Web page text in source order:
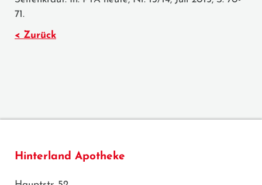
71.
< Zurück
Hinterland Apotheke